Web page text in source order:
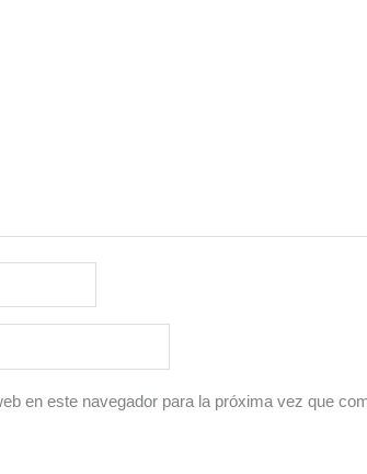
en este navegador para la próxima vez que